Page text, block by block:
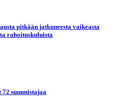
pitkään jatkuneesta vaikeasta
rahoituskuluista
suunnistajaa